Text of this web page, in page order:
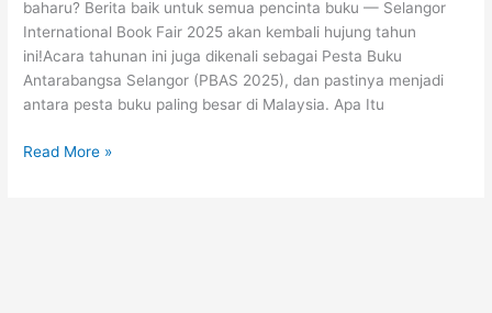
baharu? Berita baik untuk semua pencinta buku — Selangor
International Book Fair 2025 akan kembali hujung tahun
ini!Acara tahunan ini juga dikenali sebagai Pesta Buku
Antarabangsa Selangor (PBAS 2025), dan pastinya menjadi
antara pesta buku paling besar di Malaysia. Apa Itu
Selangor
Read More »